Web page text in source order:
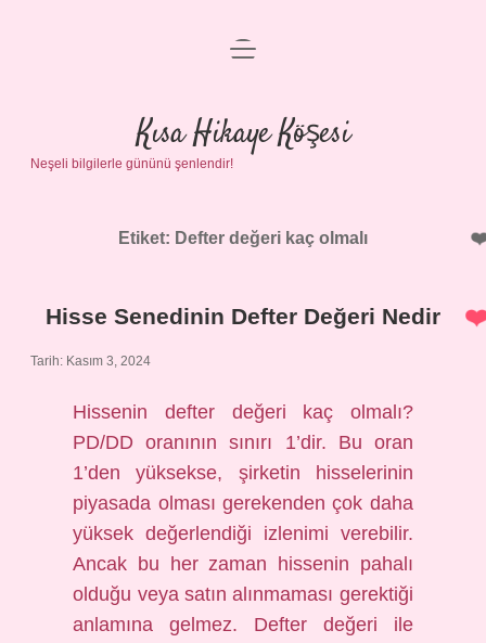
Anasayfa
Gizlilik Politikası
Yasal Uyarı
menüyü
Kısa Hikaye Köşesi
Neşeli bilgilerle gününü şenlendir!
Etiket: Defter değeri kaç olmalı
Hisse Senedinin Defter Değeri Nedir
Tarih: Kasım 3, 2024
Hissenin defter değeri kaç olmalı?
PD/DD oranının sınırı 1’dir. Bu oran
1’den yüksekse, şirketin hisselerinin
piyasada olması gerekenden çok daha
yüksek değerlendiği izlenimi verebilir.
Ancak bu her zaman hissenin pahalı
olduğu veya satın alınmaması gerektiği
anlamına gelmez. Defter değeri ile